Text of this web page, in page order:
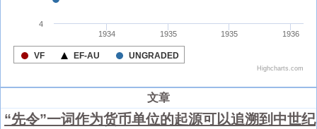
文章
“先令”一词作为货币单位的起源可以追溯到中世纪